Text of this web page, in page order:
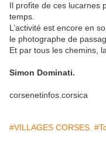
Il profite de ces lucarnes
temps.
L’activité est encore en
le photographe de
Et par tous les chemins,
Simon Dominati.
corsenetinfos.corsica
#VILLAGES CORSES.